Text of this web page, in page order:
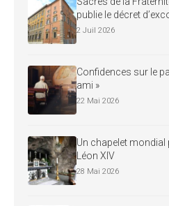
publie le décret
2 Juil 2026
Confidences sur le
ami »
22 Mai 2026
Un chapelet mondial
Léon XIV
28 Mai 2026